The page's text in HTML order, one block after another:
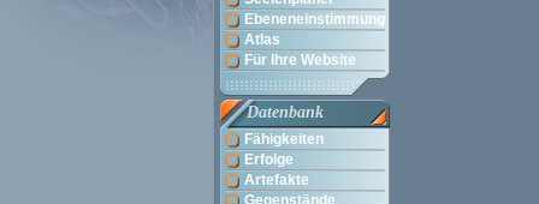
Ebeneneinstimmung
Atlas
Für Ihre Website
Datenbank
Fähigkeiten
Erfolge
Artefakte
Gegenstände